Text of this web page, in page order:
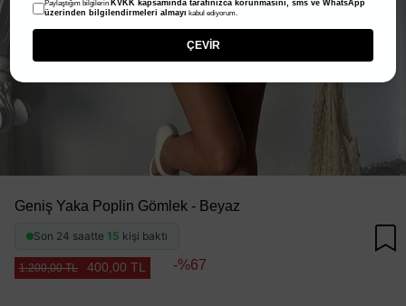
Geniş Yaka Poplin Gömlek - Beyaz
Son 24 saatte 15 kişi baktı
1.200,00 TL 400,00 TL 67
Paylaştığım bilgilerin KVKK kapsamında tarafınızca korunmasını, sms ve WhatsApp
üzerinden bilgilendirmeleri almayı kabul ediyorum.
ÇEVİR